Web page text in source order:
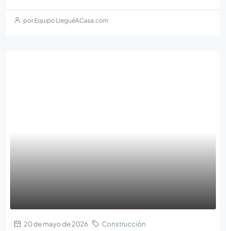
por Equipo LleguéACasa.com
20 de mayo de 2026 Construcción